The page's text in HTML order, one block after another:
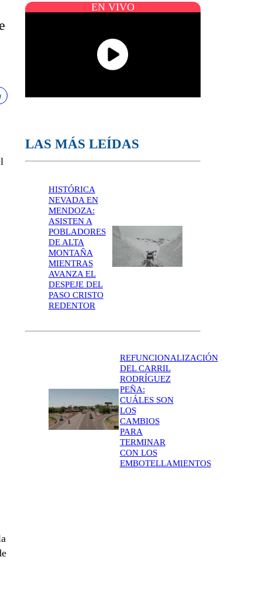
EN VIVO
LAS MÁS LEÍDAS
HISTÓRICA
NEVADA EN
MENDOZA:
ASISTEN A
POBLADORES
DE ALTA
MONTAÑA
MIENTRAS
AVANZA EL
DESPEJE DEL
PASO CRISTO
REDENTOR
REFUNCIONALIZACIÓN
DEL CARRIL
RODRÍGUEZ
PEÑA:
CUÁLES SON
LOS
CAMBIOS
PARA
TERMINAR
CON LOS
EMBOTELLAMIENTOS